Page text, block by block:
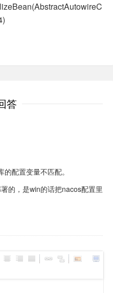
答
配置变量不匹配。
的，是win的话把nacos配置里